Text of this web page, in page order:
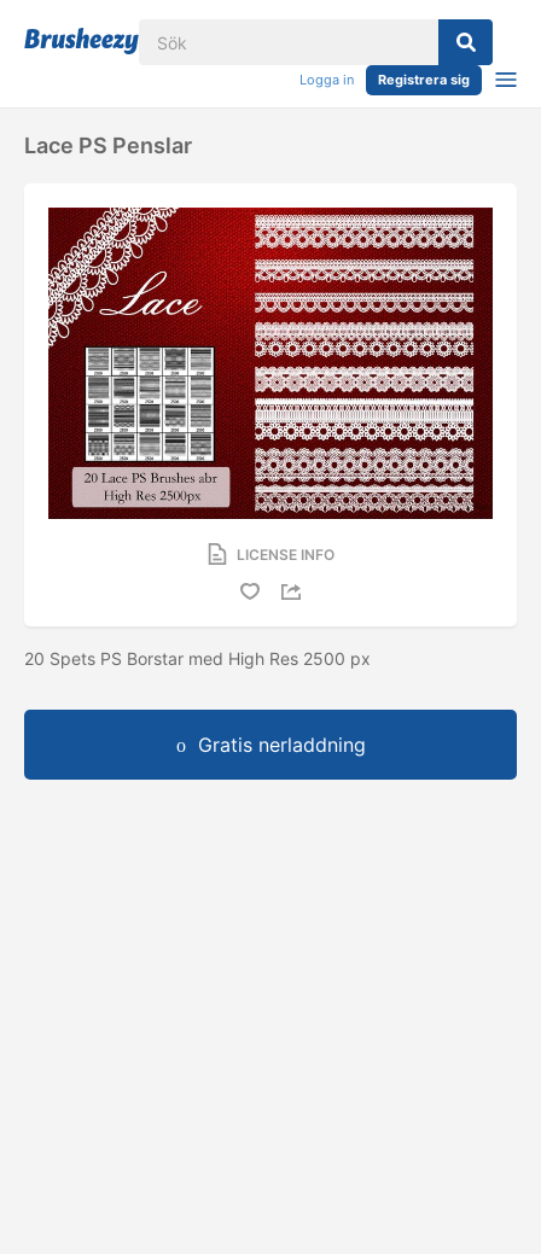
Logga in Registrera sig
Lace PS Penslar
LICENSE INFO
20 Spets PS Borstar med High Res 2500 px
Gratis nerladdning